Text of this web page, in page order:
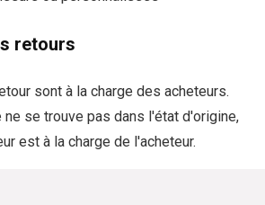
retours
sont à la charge des acheteurs.
se trouve pas dans l'état d'origine,
est à la charge de l'acheteur.